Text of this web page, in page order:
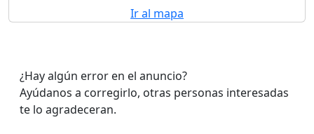
Ir al mapa
¿Hay algún error en el anuncio?
Ayúdanos a corregirlo, otras personas interesadas
te lo agradeceran.